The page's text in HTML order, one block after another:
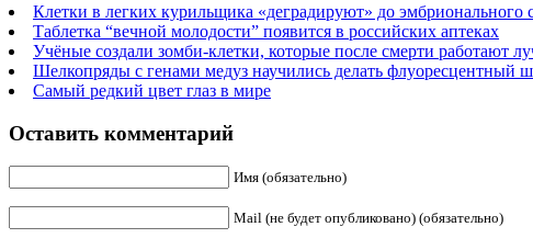
Клетки в легких курильщика «деградируют» до эмбрионального
Таблетка “вечной молодости” появится в российских аптеках
Учёные создали зомби-клетки, которые после смерти работают
Шелкопряды с генами медуз научились делать флуоресцентный
Самый редкий цвет глаз в мире
Оставить комментарий
Имя (обязательно)
Mail (не будет опубликовано) (обязательно)